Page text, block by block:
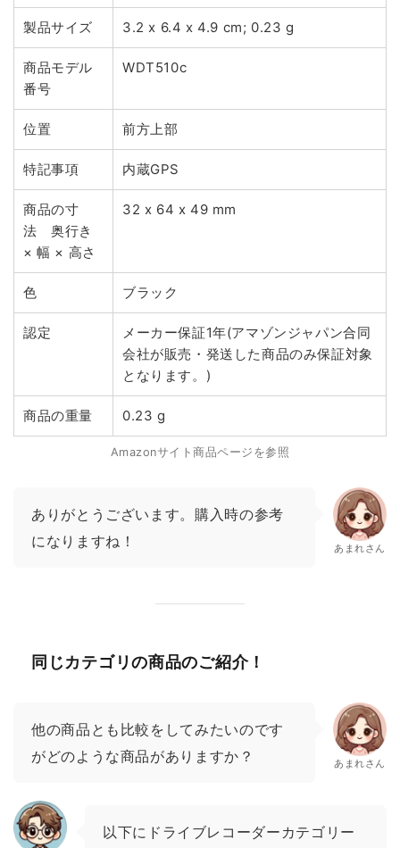
製品サイズ 3.2 x 6.4 x 4.9 cm; 0.23 g
商品モデル
番号
WDT510c
位置 前方上部
特記事項 内蔵GPS
商品の寸
法 奥行き
× 幅 × 高さ
32 x 64 x 49 mm
色 ブラック
認定
メーカー保証1年(アマゾンジャパン合同
会社が販売・発送した商品のみ保証対象
となります。)
商品の重量 0.23 g
Amazonサイト商品ページを参照
ありがとうございます。購入時の参考
になりますね！
あまれさん
同じカテゴリの商品のご紹介！
他の商品とも比較をしてみたいのです
がどのような商品がありますか？
あまれさん
以下にドライブレコーダーカテゴリー